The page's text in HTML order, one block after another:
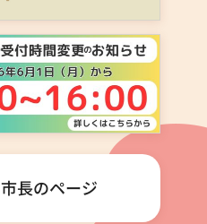
市長のページ